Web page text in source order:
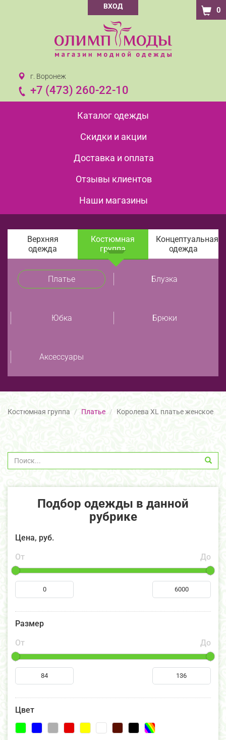
ВХОД 0
г. Воронеж
+7 (473) 260-22-10
Каталог одежды
Скидки и акции
Доставка и оплата
Отзывы клиентов
Наши магазины
Верхняя
одежда
Костюмная
группа
Концептуальная
одежда
Платье Блузка
Юбка Брюки
Аксессуары
Костюмная группа Платье Королева XL платье женское
Подбор одежды в данной
рубрике
Цена, руб.
От
До
Размер
От
До
Цвет